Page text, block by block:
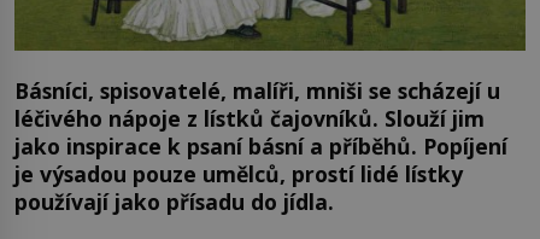
Básníci, spisovatelé, malíři, mniši se scházejí u
léčivého nápoje z lístků čajovníků. Slouží jim
jako inspirace k psaní básní a příběhů. Popíjení
je výsadou pouze umělců, prostí lidé lístky
používají jako přísadu do jídla.